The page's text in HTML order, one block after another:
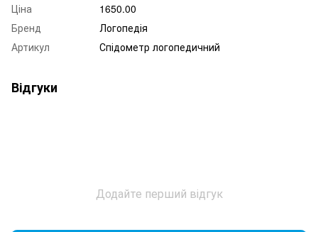
Ціна
1650.00
Бренд
Логопедія
Артикул
Спідометр логопедичний
Відгуки
Додайте перший відгук